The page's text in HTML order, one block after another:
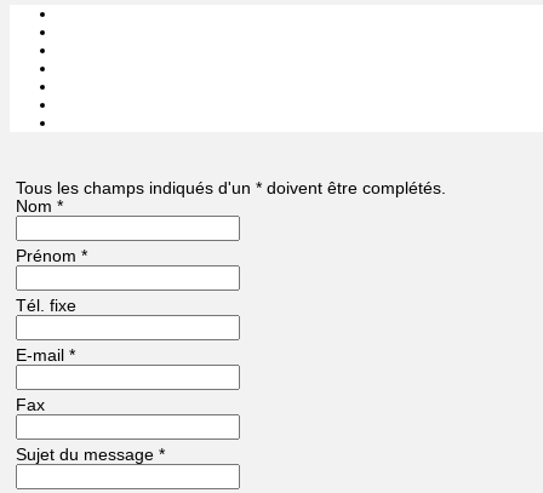
Tous les champs indiqués d'un * doivent être complétés.
Nom *
Prénom *
Tél. fixe
E-mail *
Fax
Sujet du message *